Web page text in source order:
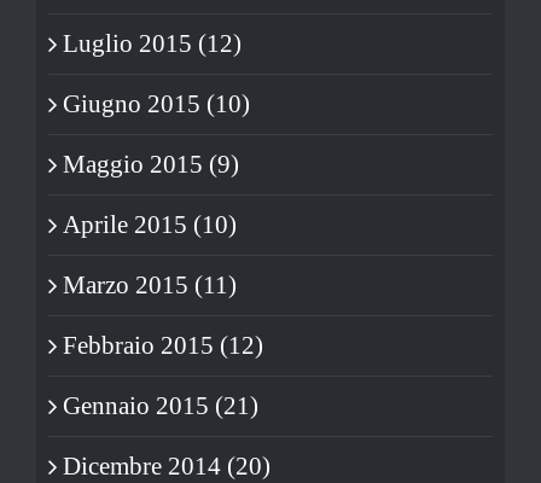
Luglio 2015 (12)
Giugno 2015 (10)
Maggio 2015 (9)
Aprile 2015 (10)
Marzo 2015 (11)
Febbraio 2015 (12)
Gennaio 2015 (21)
Dicembre 2014 (20)